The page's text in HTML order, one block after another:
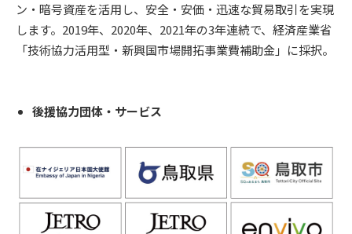
ン・暗号資産を活用し、安全・安価・迅速な貿易取引を実現
します。2019年、2020年、2021年の3年連続で、経済産業省
「技術協力活用型・新興国市場開拓事業費補助金」に採択。
後援協力団体・サービス